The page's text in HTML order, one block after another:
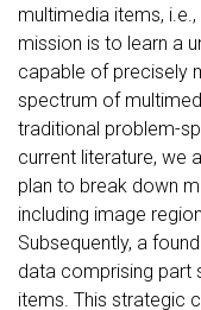
multimedia items,
mission is to learn a
capable of precisely
spectrum of
traditional problem-
current literature, we
plan to break down
including image
Subsequently, a
data comprising part
items. This strategic